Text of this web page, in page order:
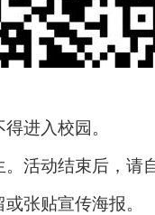
进入校园。
活动结束后，请
张贴宣传海报。